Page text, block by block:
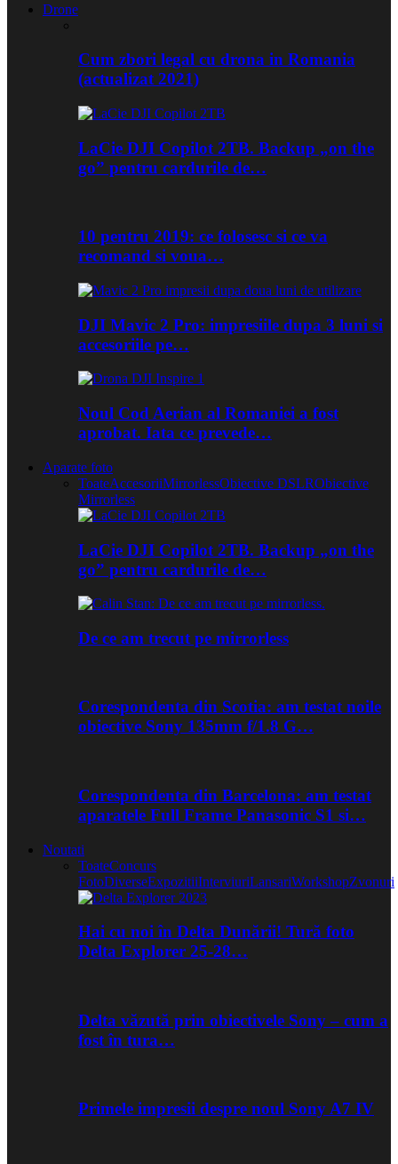
Drone
Cum zbori legal cu drona in Romania
(actualizat 2021)
LaCie DJI Copilot 2TB. Backup „on the
go” pentru cardurile de…
10 pentru 2019: ce folosesc si ce va
recomand si voua…
DJI Mavic 2 Pro: impresiile dupa 3 luni si
accesoriile pe…
Noul Cod Aerian al Romaniei a fost
aprobat. Iata ce prevede…
Aparate foto
ToateAccesoriiMirrorlessObiective DSLRObiective
Mirrorless
LaCie DJI Copilot 2TB. Backup „on the
go” pentru cardurile de…
De ce am trecut pe mirrorless
Corespondenta din Scotia: am testat noile
obiective Sony 135mm f/1.8 G…
Corespondenta din Barcelona: am testat
aparatele Full Frame Panasonic S1 si…
Noutati
ToateConcurs
FotoDiverseExpozitiiInterviuriLansariWorkshopZvonuri
Hai cu noi în Delta Dunării! Tură foto
Delta Explorer 25-28…
Delta văzută prin obiectivele Sony – cum a
fost în tura…
Primele impresii despre noul Sony A7 IV